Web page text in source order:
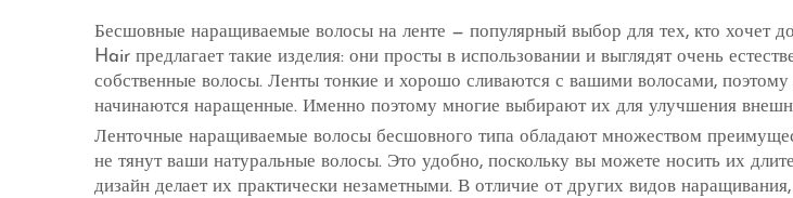
Бесшовные наращиваемые волосы на ленте — популярный выбор для тех, кто хочет
Hair предлагает такие изделия: они просты в использовании и выглядят очень
собственные волосы. Ленты тонкие и хорошо сливаются с вашими волосами, поэтому
начинаются наращенные. Именно поэтому многие выбирают их для улучшения
Ленточные наращиваемые волосы бесшовного типа обладают множеством
не тянут ваши натуральные волосы. Это удобно, поскольку вы можете носить их
дизайн делает их практически незаметными. В отличие от других видов